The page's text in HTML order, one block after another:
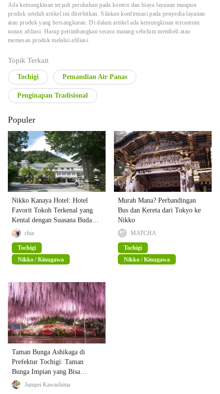
Ada kemungkinan terjadi perubahan pada konten dan biaya layanan maupun
produk setelah artikel ini diterbitkan. Silakan konfirmasi pada penyedia layanan
atau produk yang bersangkutan. Di dalam artikel ada kemungkinan tercantum
tautan afiliasi. Harap pertimbangkan secara matang sebelum membeli atau
memesan produk melalui afiliasi.
Topik Terkait
Tochigi Pemandian Air Panas
Penginapan Tradisional
Populer
Nikko Kanaya Hotel: Hotel
Favorit Tokoh Terkenal yang
Kental dengan Suasana Budaya
dan Sejarah
chia
Tochigi
Nikko / Kinugawa
Murah Mana? Perbandingan
Bus dan Kereta dari Tokyo ke
Nikko
MATCHA
Tochigi
Nikko / Kinugawa
Taman Bunga Ashikaga di
Prefektur Tochigi: Taman
Bunga Impian yang Bisa
Dinikmati Sepanjang Tahun!
Jumpei Kawashima